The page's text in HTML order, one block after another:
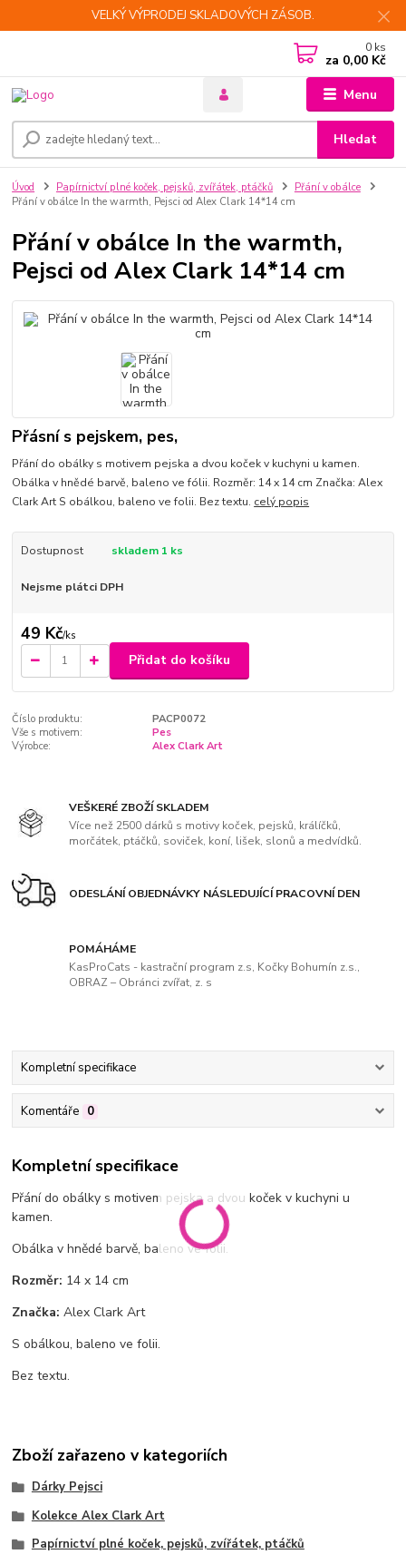
VELKÝ VÝPRODEJ SKLADOVÝCH ZÁSOB.
Menu
Hledat
0 ks
za 0,00 Kč
Úvod Papírnictví plné koček, pejsků, zvířátek, ptáčků
Přání v obálce
Přání v obálce In the warmth, Pejsci od Alex Clark 14*14 cm
Přání v obálce In the warmth,
Pejsci od Alex Clark 14*14 cm
Přásní s pejskem, pes,
Přání do obálky s motivem pejska a dvou koček v kuchyni u kamen.
Obálka v hnědé barvě, baleno ve fólii. Rozměr: 14 x 14 cm Značka: Alex
Clark Art S obálkou, baleno ve folii. Bez textu. celý popis
Dostupnost skladem 1 ks
Nejsme plátci DPH
49 Kč/ks
Přidat do košíku
Číslo produktu:
PACP0072
Vše s motivem:
Pes
Výrobce:
Alex Clark Art
VEŠKERÉ ZBOŽÍ SKLADEM
Více než 2500 dárků s motivy koček, pejsků, králíčků,
morčátek, ptáčků, soviček, koní, lišek, slonů a medvídků.
ODESLÁNÍ OBJEDNÁVKY NÁSLEDUJÍCÍ PRACOVNÍ DEN
POMÁHÁME
KasProCats - kastrační program z.s, Kočky Bohumín z.s.,
OBRAZ – Obránci zvířat, z. s
Kompletní specifikace
Komentáře 0
Kompletní specifikace
Přání do obálky s motivem pejska a dvou koček v kuchyni u
kamen.
Obálka v hnědé barvě, baleno ve fólii.
Rozměr: 14 x 14 cm
Značka: Alex Clark Art
S obálkou, baleno ve folii.
Bez textu.
Zboží zařazeno v kategoriích
Dárky Pejsci
Kolekce Alex Clark Art
Papírnictví plné koček, pejsků, zvířátek, ptáčků